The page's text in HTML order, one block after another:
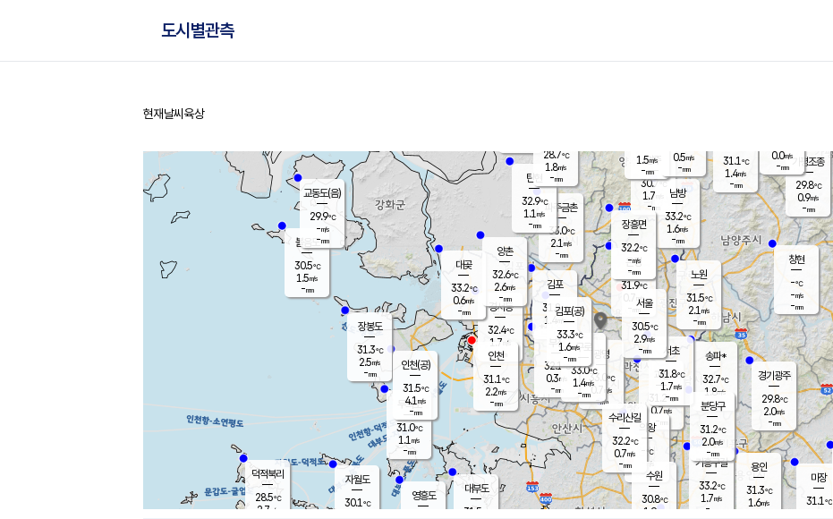
도시별관측
홈
현재날씨 육상
무의도
31.0℃
1.1 m/s
-mm
영흥도
볼음도
30.5℃
1.5m/s
-mm
자월도
30.1℃
양주
30.7℃
1.7
-mm
과천
31.2℃
0.7m/s
- mm
장봉도
31.3℃
2.5m/s
-mm
용인
31.3℃
1.6m/s
경기광주
29.8℃
2.0m/s
-mm
대부도
31.5
경서동
32.4℃
1.7 m/s
-mm
파주금촌
33.0℃
2.1 m/s
-mm
가평조종
29.8℃
0.9m/s
-mm
31.1℃
1.4m/s
-mm
대곶
33.2℃
0.6m/s
-mm
창현
-℃
-m/s
-mm
탄현
32.9℃
1.1 m/s
-mm
0.0m/s
-mm
마장
31.1℃
의왕
- ℃
m/s
mm
김포
31.8℃
1.4 m/s
mm
광명
33.0
℃
0.7 m/s
-mm
부천
32.1℃
0.3m/s
-mm
양촌
32.6℃
2.6m/s
-mm
구로
33.0℃
1.4m/s
-mm
은평
31.9℃
0.7 m/s
- mm
노원
31.5℃
2.1 m/s
-mm
송파*
32.7℃
1.8m/s
-mm
서초
31.8℃
1.7m/s
-mm
남방
33.2℃
1.6m/s
-mm
기흥구갈
33.2℃
1.7m/s
-
수리산길
32.2℃
0.7m/s
-mm
분당구
31.2℃
2.0m/s
-mm
장흥면
32.2℃
-m/s
-mm
1.5m/s
-mm
덕적북리
28.5℃
2.7 m/s
인천(공)
31.5℃
4.1 m/s
-mm
김포(공)
33.3℃
1.6m/s
-mm
교동도(음)
29.9℃
-m/s
-mm
수원
30.8℃
1.9m/s
인천
31.1℃
2.2m/s
-mm
서울
30.5℃
2.9m/s
-mm
28.7℃
1.8m/s
-mm
0.5m/s
-mm